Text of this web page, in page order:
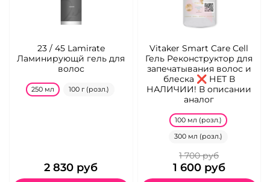
23 / 45 Lamirate
Ламинирующй гель для
волос
250 мл 100 г (розл.)
2 830 руб
Vitaker Smart Care Cell
Гель Реконструктор для
запечатывания волос и
блеска ❌ НЕТ В
НАЛИЧИИ! В описании
аналог
100 мл (розл.)
300 мл (розл.)
1 700 руб
1 600 руб